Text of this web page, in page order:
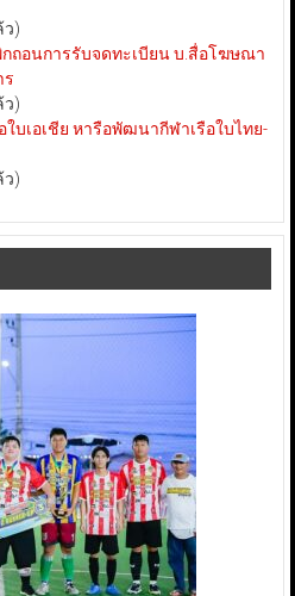
ว)
พิกถอนการรับจดทะเบียน บ.สื่อโฆษณา
ร
ว)
บเอเชีย หารือพัฒนากีฬาเรือใบไทย-
ว)